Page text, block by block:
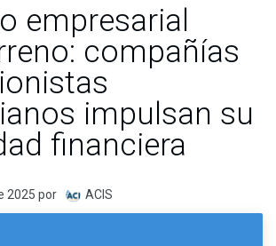
empresarial
compañías
impulsan su
financiera
2025 por ACIS